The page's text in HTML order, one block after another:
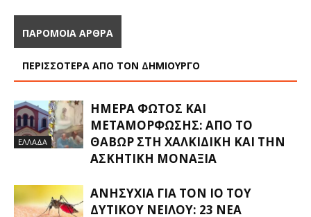
ΠΑΡΟΜΟΙΑ ΑΡΘΡΑ
ΠΕΡΙΣΣΟΤΕΡΑ ΑΠΟ ΤΟΝ ΔΗΜΙΟΥΡΓΟ
ΕΛΛΑΔΑ
ΗΜΈΡΑ ΦΩΤΌΣ ΚΑΙ
ΜΕΤΑΜΌΡΦΩΣΗΣ: ΑΠΌ ΤΟ
ΘΑΒΏΡ ΣΤΗ ΧΑΛΚΙΔΙΚΉ ΚΑΙ ΤΗΝ
ΑΣΚΗΤΙΚΉ ΜΟΝΑΞΙΆ
ΑΝΗΣΥΧΊΑ ΓΙΑ ΤΟΝ ΙΌ ΤΟΥ
ΔΥΤΙΚΟΎ ΝΕΊΛΟΥ: 23 ΝΈΑ